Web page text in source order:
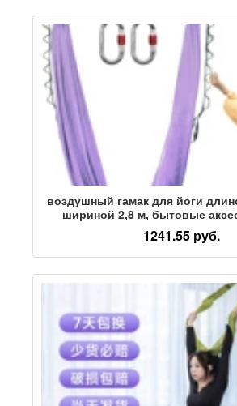
воздушный гамак для йоги
шириной 2,8 м, бытовые
помещений, фиксированная
подвесная ткань для
1241.55 руб.